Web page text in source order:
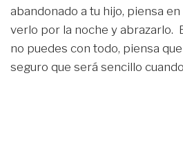
abandonado a tu hijo, piensa
verlo por la noche y abrazarlo.
no puedes con todo, piensa
seguro que será sencillo